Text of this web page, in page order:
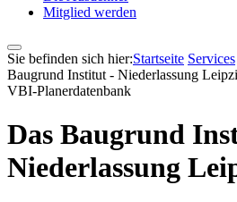
Mitglied werden
Sie befinden sich hier:Startseite Services
Baugrund Institut - Niederlassung
VBI-Pla­ner­daten­bank
Das Baugrund
Niederlassung